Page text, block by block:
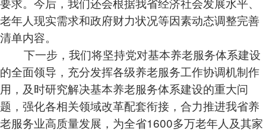
老年人现实需求和政府财力状况等因素动态调整完善
清单内容。
下一步，我们将坚持党对基本养老服务体系建设
的全面领导，充分发挥各级养老服务工作协调机制作
用，及时研究解决基本养老服务体系建设的重大问
题，强化各相关领域改革配套衔接，合力推进我省养
老服务业高质量发展，为全省1600多万老年人及其家